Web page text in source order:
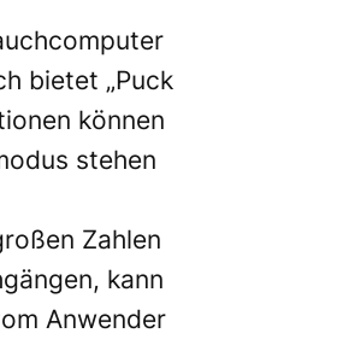
bietet „Puck
können
stehen
Zahlen
kann
Anwender